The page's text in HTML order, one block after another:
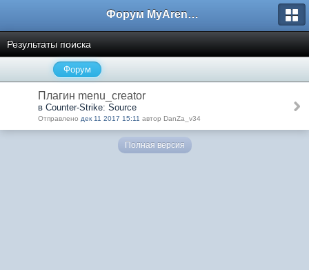
Форум MyArena.ru
Результаты поиска
Форум
Плагин menu_creator
в Counter-Strike: Source
Отправлено дек 11 2017 15:11 автор DanZa_v34
Полная версия